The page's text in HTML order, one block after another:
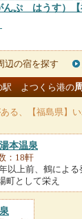
ぷ はうす）
の宿を探す
駅 よつくら港の
る、【福島県】
本温泉
：18軒
以上前、鶴によ
町として栄え